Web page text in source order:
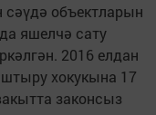
объектларын
яшелчә сату
2016 елдан
хокукына 17
законсыз